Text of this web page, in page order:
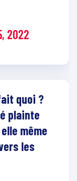
2022
quoi ?
plainte
même
les